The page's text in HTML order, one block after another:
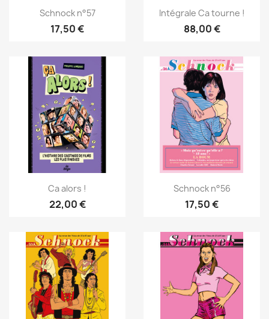
Schnock n°57
17,50 €
Intégrale Ca tourne !
88,00 €
Ca alors !
22,00 €
Schnock n°56
17,50 €